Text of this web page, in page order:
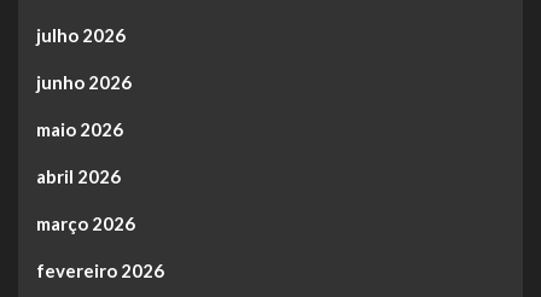
julho 2026
junho 2026
maio 2026
abril 2026
março 2026
fevereiro 2026